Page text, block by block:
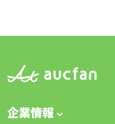
企業情報